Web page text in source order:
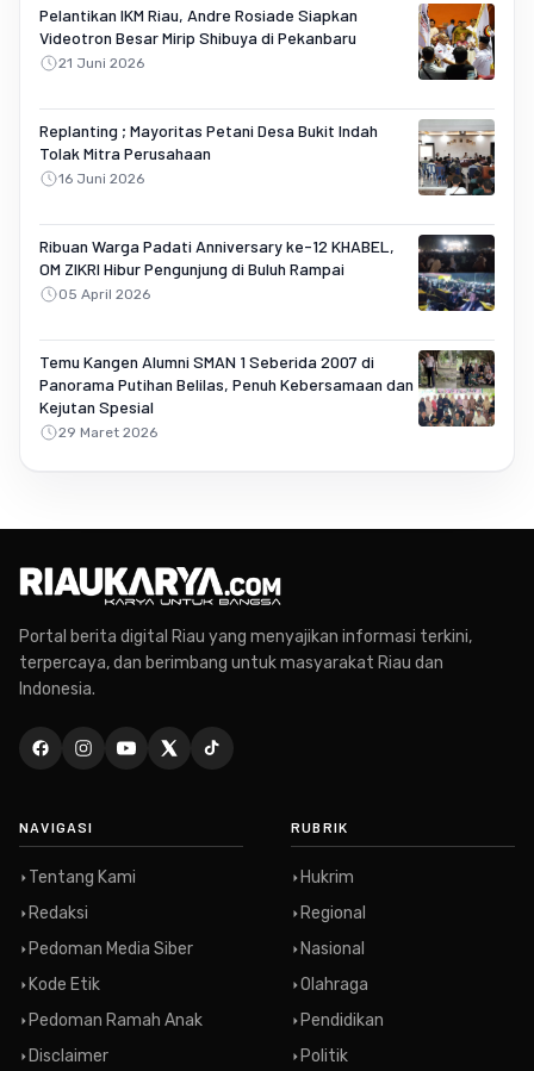
Pelantikan IKM Riau, Andre Rosiade Siapkan
Videotron Besar Mirip Shibuya di Pekanbaru
21 Juni 2026
Replanting ; Mayoritas Petani Desa Bukit Indah
Tolak Mitra Perusahaan
16 Juni 2026
Ribuan Warga Padati Anniversary ke-12 KHABEL,
OM ZIKRI Hibur Pengunjung di Buluh Rampai
05 April 2026
Temu Kangen Alumni SMAN 1 Seberida 2007 di
Panorama Putihan Belilas, Penuh Kebersamaan dan
Kejutan Spesial
29 Maret 2026
Portal berita digital Riau yang menyajikan informasi terkini,
terpercaya, dan berimbang untuk masyarakat Riau dan
Indonesia.
NAVIGASI
Tentang Kami
Redaksi
Pedoman Media Siber
Kode Etik
Pedoman Ramah Anak
Disclaimer
RUBRIK
Hukrim
Regional
Nasional
Olahraga
Pendidikan
Politik